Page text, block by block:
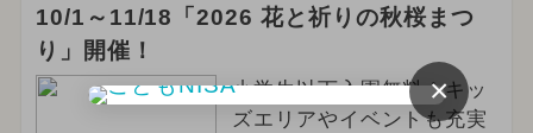
10/1～11/18「2026 花と祈りの秋桜まつ
り」開催！
小学生以下入園無料！キッ
ズエリアやイベントも充実
×